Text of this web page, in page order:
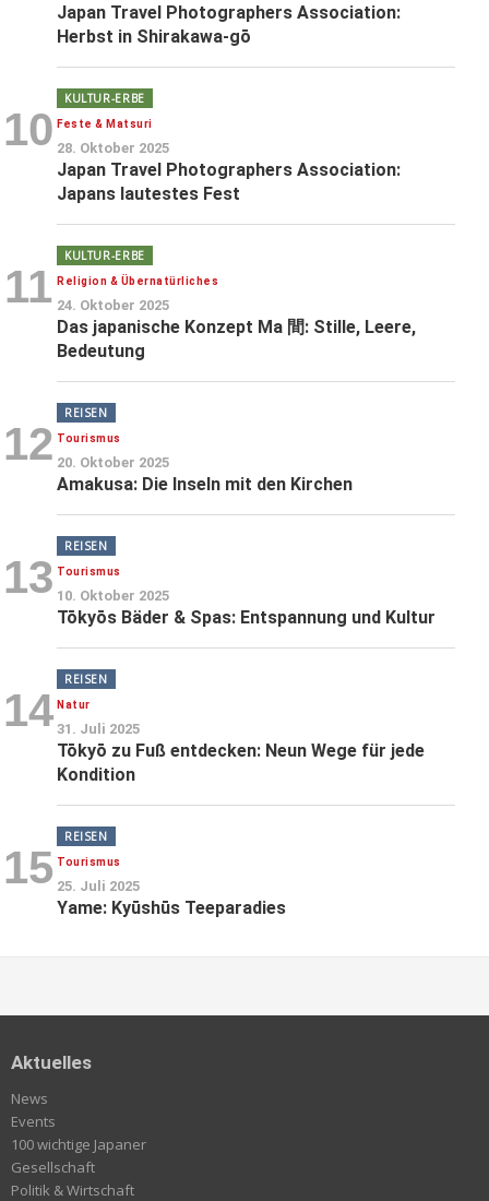
Japan Travel Photographers Association:
Herbst in Shirakawa-gō
10
KULTUR-ERBE
Feste & Matsuri
28. Oktober 2025
Japan Travel Photographers Association:
Japans lautestes Fest
11
KULTUR-ERBE
Religion & Übernatürliches
24. Oktober 2025
Das japanische Konzept Ma 間: Stille, Leere,
Bedeutung
12
REISEN
Tourismus
20. Oktober 2025
Amakusa: Die Inseln mit den Kirchen
13
REISEN
Tourismus
10. Oktober 2025
Tōkyōs Bäder & Spas: Entspannung und Kultur
14
REISEN
Natur
31. Juli 2025
Tōkyō zu Fuß entdecken: Neun Wege für jede
Kondition
15
REISEN
Tourismus
25. Juli 2025
Yame: Kyūshūs Teeparadies
Aktuelles
News
Events
100 wichtige Japaner
Gesellschaft
Politik & Wirtschaft